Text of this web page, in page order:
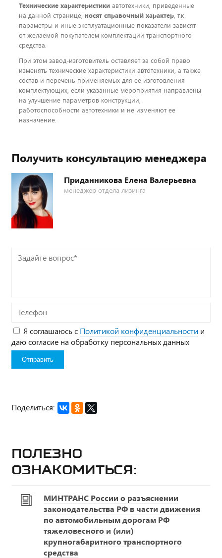
Технические характеристики автотехники, приведенные
на данной странице, носят справочный характер, т.к.
параметры и иные эксплуатационные показатели зависят
от желаемой покупателем комплектации транспортного
средства.
При этом завод-изготовитель оставляет за собой право
изменять технические характеристики автотехники, а также
состав и перечень применяемых для ее изготовления
комплектующих, если указанные мероприятия направлены
на улучшение параметров конструкции,
работоспособности автотехники и не изменяют ее
назначение.
Получить консультацию менеджера
Приданникова Елена Валерьевна
менеджер отдела лизинга
Задайте
вопрос*
Телефон
Я соглашаюсь с Политикой конфиденциальности и
даю согласие на обработку персональных данных
Поделиться:
Полезно
ознакомиться:
МИНТРАНС России о разъяснении
законодательства РФ в части движения
по автомобильным дорогам РФ
тяжеловесного и (или)
крупногабаритного транспортного
средства